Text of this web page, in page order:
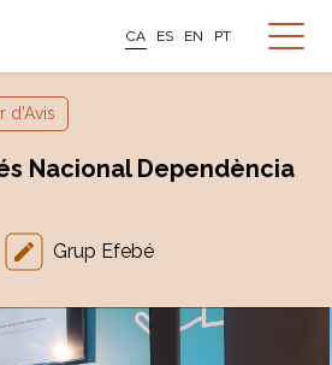
CA ES EN PT
d'Avis
Nacional Dependència
Grup Efebé